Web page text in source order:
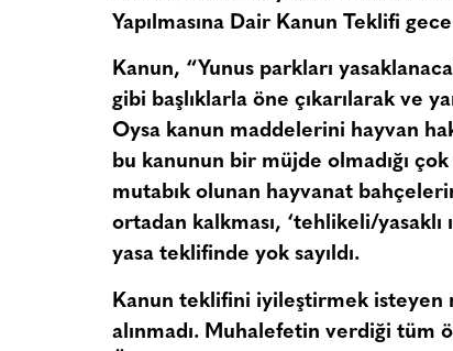
Yapılmasına Dair Kanun Teklifi
Kanun, “Yunus parkları
gibi başlıklarla öne çıkarılarak ve
Oysa kanun maddelerini hayvan
bu kanunun bir müjde olmadığı
mutabık olunan hayvanat
ortadan kalkması, ‘tehlikeli/yasaklı
yasa teklifinde yok sayıldı.
Kanun teklifini iyileştirmek
alınmadı. Muhalefetin verdiği